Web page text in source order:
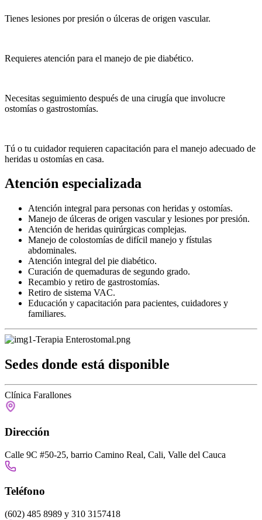
Tienes lesiones por presión o úlceras de origen vascular.
Requieres atención para el manejo de pie diabético.
Necesitas seguimiento después de una cirugía que involucre
ostomías o gastrostomías.
Tú o tu cuidador requieren capacitación para el manejo adecuado de
heridas u ostomías en casa.
Atención especializada
Atención integral para personas con heridas y ostomías.
Manejo de úlceras de origen vascular y lesiones por presión.
Atención de heridas quirúrgicas complejas.
Manejo de colostomías de difícil manejo y fístulas
abdominales.
Atención integral del pie diabético.
Curación de quemaduras de segundo grado.
Recambio y retiro de gastrostomías.
Retiro de sistema VAC.
Educación y capacitación para pacientes, cuidadores y
familiares.
Sedes donde está disponible
Clínica Farallones
Dirección
Calle 9C #50-25, barrio Camino Real, Cali, Valle del Cauca
Teléfono
(602) 485 8989 y 310 3157418